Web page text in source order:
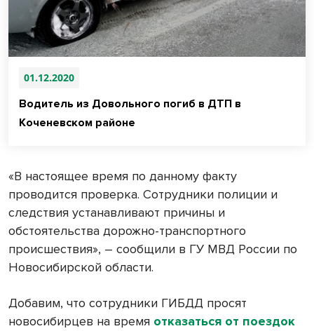
01.12.2020
Водитель из Довольного погиб в ДТП в
Коченевском районе
«В настоящее время по данному факту
проводится проверка. Сотрудники полиции и
следствия устанавливают причины и
обстоятельства дорожно-транспортного
происшествия», – сообщили в ГУ МВД России по
Новосибирской области.
Добавим, что сотрудники ГИБДД просят
новосибирцев на время отказаться от поездок